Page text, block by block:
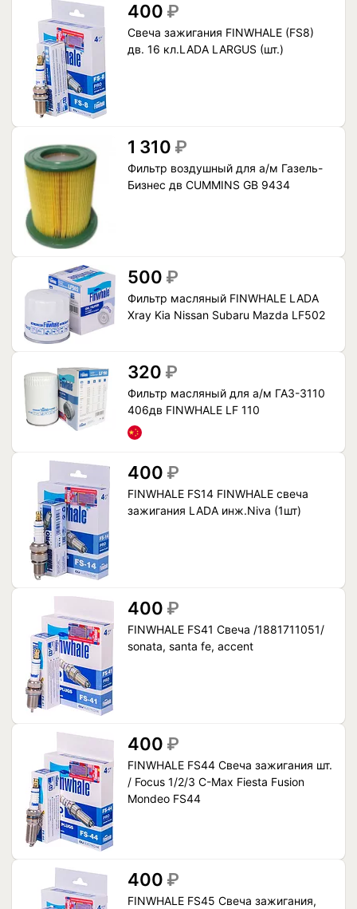
400 ₽
Свеча зажигания FINWHALE (FS8)
дв. 16 кл.LADA LARGUS (шт.)
1 310 ₽
Фильтр воздушный для а/м Газель-
Бизнес дв CUMMINS GB 9434
500 ₽
Фильтр масляный FINWHALE LADA
Xray Kia Nissan Subaru Mazda LF502
320 ₽
Фильтр масляный для а/м ГАЗ-3110
406дв FINWHALE LF 110
400 ₽
FINWHALE FS14 FINWHALE свеча
зажигания LADA инж.Niva (1шт)
400 ₽
FINWHALE FS41 Свеча /1881711051/
sonata, santa fe, accent
400 ₽
FINWHALE FS44 Свеча зажигания шт.
/ Focus 1/2/3 C-Max Fiesta Fusion
Mondeo FS44
400 ₽
FINWHALE FS45 Свеча зажигания,